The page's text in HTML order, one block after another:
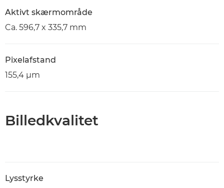
Aktivt skærmområde
Ca. 596,7 x 335,7 mm
Pixelafstand
155,4 μm
Billedkvalitet
Lysstyrke